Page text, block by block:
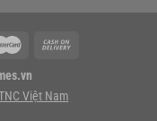
Việt Nam